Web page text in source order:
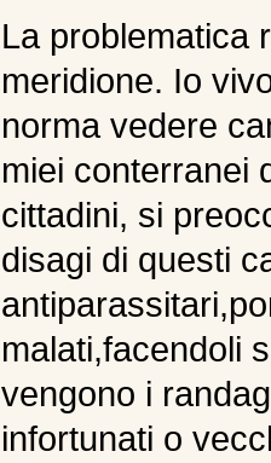
La problematica
meridione. Io
norma vedere
miei conterranei
cittadini, si
disagi di questi
malati,facendoli
vengono i
infortunati o